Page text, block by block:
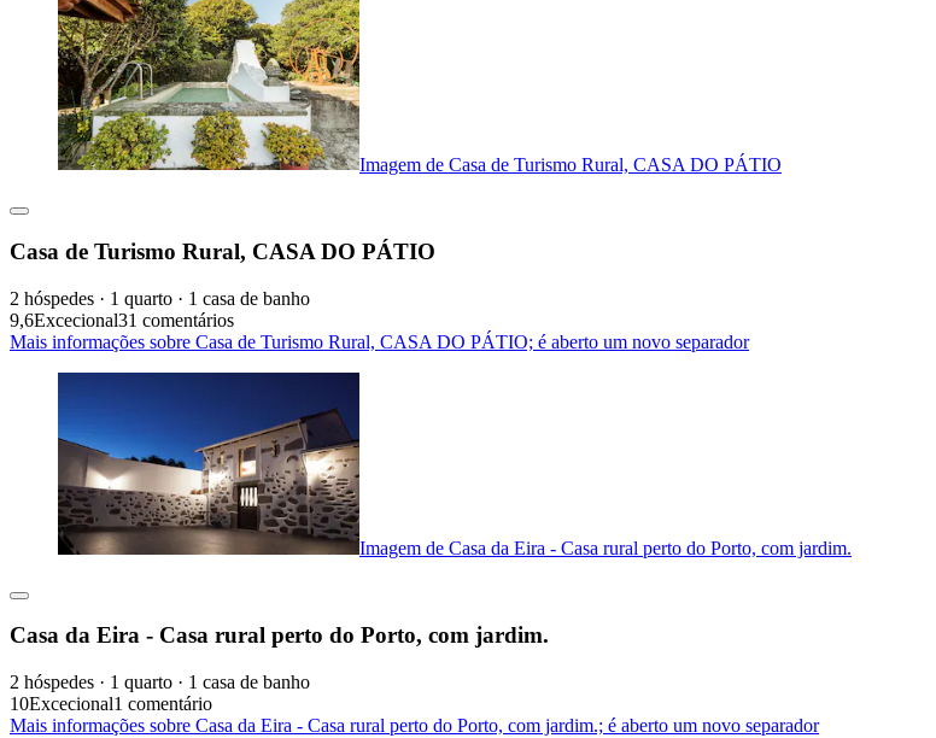
Imagem de Casa de Turismo Rural, CASA DO PÁTIO
Casa de Turismo Rural, CASA DO PÁTIO
2 hóspedes · 1 quarto · 1 casa de banho
9,6Excecional31 comentários
Mais informações sobre Casa de Turismo Rural, CASA DO PÁTIO; é aberto um novo separador
Imagem de Casa da Eira - Casa rural perto do Porto, com jardim.
Casa da Eira - Casa rural perto do Porto, com jardim.
2 hóspedes · 1 quarto · 1 casa de banho
10Excecional1 comentário
Mais informações sobre Casa da Eira - Casa rural perto do Porto, com jardim.; é aberto um novo separador